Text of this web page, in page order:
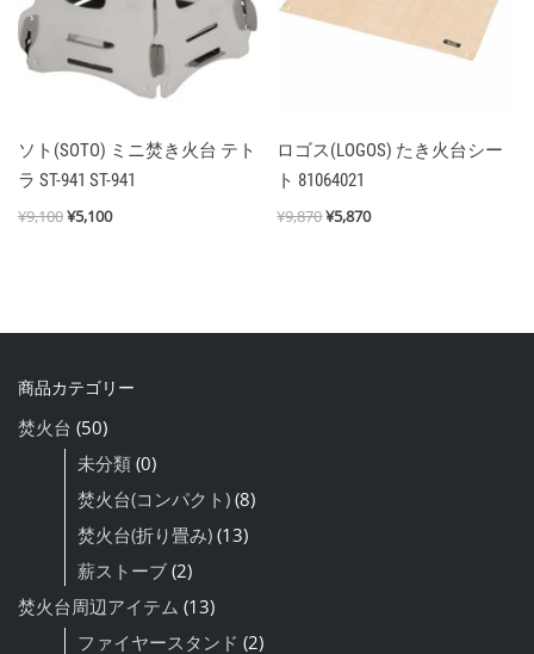
ソト(SOTO) ミニ焚き火台 テト
ラ ST-941 ST-941
¥9,100¥5,100
ロゴス(LOGOS) たき火台シー
ト 81064021
¥9,870¥5,870
商品カテゴリー
焚火台 (50)
未分類 (0)
焚火台(コンパクト) (8)
焚火台(折り畳み) (13)
薪ストーブ (2)
焚火台周辺アイテム (13)
ファイヤースタンド (2)